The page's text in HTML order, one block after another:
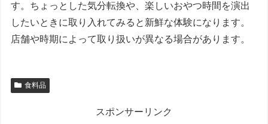
す。ちょっとした気分転換や、楽しいおやつ時間を演出
したいときに取り入れてみると新鮮な体験になります。
店舗や時期によって取り扱いが異なる場合があります。
食料品
スポンサーリンク